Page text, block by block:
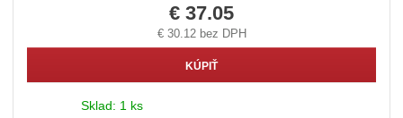
€ 37.05
€ 30.12 bez DPH
KÚPIŤ
Sklad: 1 ks